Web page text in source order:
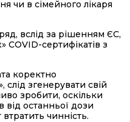
чи в сімейного лікаря
вслід за рішенням ЄС,
COVID-сертифікатів з
коректно
слід згенерувати свій
зробити, оскільки
від останньої дози
чинність.